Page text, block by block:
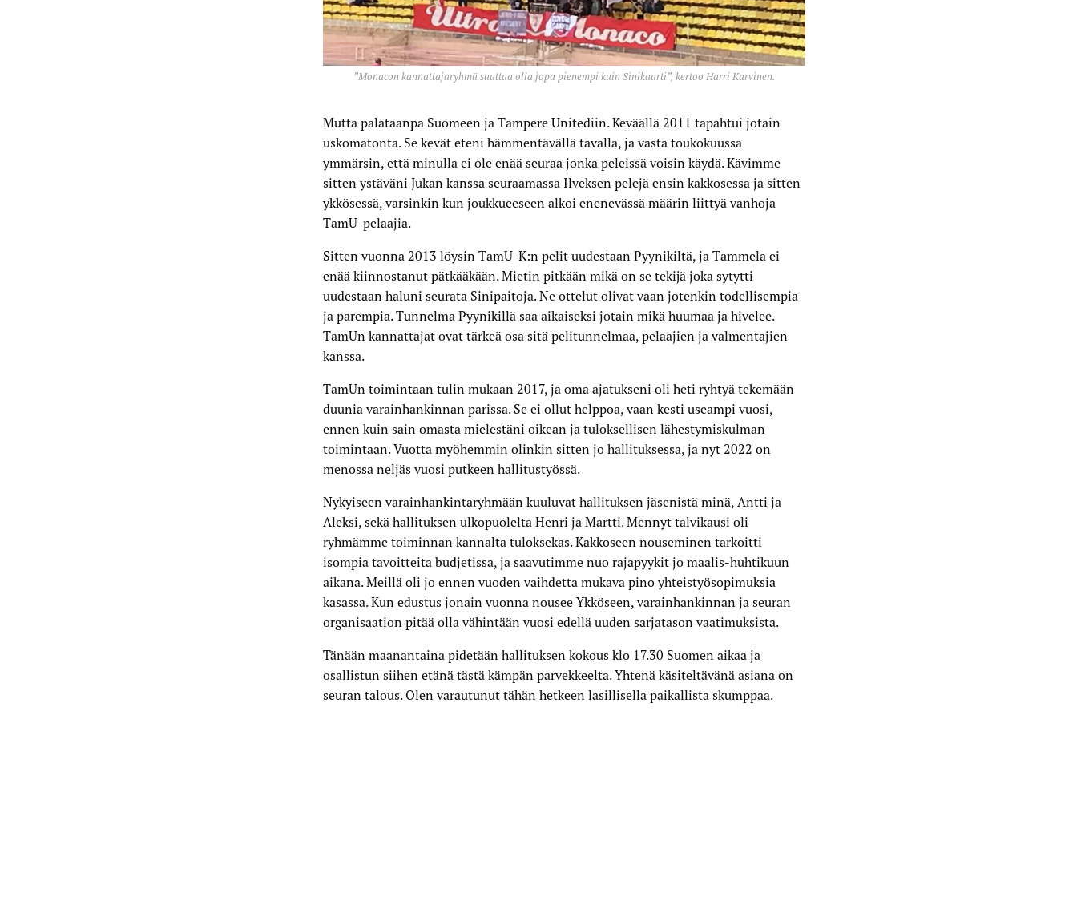
”Monacon kannattajaryhmä saattaa olla jopa pienempi kuin Sinikaarti”, kertoo Harri Karvinen.
Mutta palataanpa Suomeen ja Tampere Unitediin. Keväällä 2011 tapahtui jotain
uskomatonta. Se kevät eteni hämmentävällä tavalla, ja vasta toukokuussa
ymmärsin, että minulla ei ole enää seuraa jonka peleissä voisin käydä. Kävimme
sitten ystäväni Jukan kanssa seuraamassa Ilveksen pelejä ensin kakkosessa ja sitten
ykkösessä, varsinkin kun joukkueeseen alkoi enenevässä määrin liittyä vanhoja
TamU-pelaajia.
Sitten vuonna 2013 löysin TamU-K:n pelit uudestaan Pyynikiltä, ja Tammela ei
enää kiinnostanut pätkääkään. Mietin pitkään mikä on se tekijä joka sytytti
uudestaan haluni seurata Sinipaitoja. Ne ottelut olivat vaan jotenkin todellisempia
ja parempia. Tunnelma Pyynikillä saa aikaiseksi jotain mikä huumaa ja hivelee.
TamUn kannattajat ovat tärkeä osa sitä pelitunnelmaa, pelaajien ja valmentajien
kanssa.
TamUn toimintaan tulin mukaan 2017, ja oma ajatukseni oli heti ryhtyä tekemään
duunia varainhankinnan parissa. Se ei ollut helppoa, vaan kesti useampi vuosi,
ennen kuin sain omasta mielestäni oikean ja tuloksellisen lähestymiskulman
toimintaan. Vuotta myöhemmin olinkin sitten jo hallituksessa, ja nyt 2022 on
menossa neljäs vuosi putkeen hallitustyössä.
Nykyiseen varainhankintaryhmään kuuluvat hallituksen jäsenistä minä, Antti ja
Aleksi, sekä hallituksen ulkopuolelta Henri ja Martti. Mennyt talvikausi oli
ryhmämme toiminnan kannalta tuloksekas. Kakkoseen nouseminen tarkoitti
isompia tavoitteita budjetissa, ja saavutimme nuo rajapyykit jo maalis-huhtikuun
aikana. Meillä oli jo ennen vuoden vaihdetta mukava pino yhteistyösopimuksia
kasassa. Kun edustus jonain vuonna nousee Ykköseen, varainhankinnan ja seuran
organisaation pitää olla vähintään vuosi edellä uuden sarjatason vaatimuksista.
Tänään maanantaina pidetään hallituksen kokous klo 17.30 Suomen aikaa ja
osallistun siihen etänä tästä kämpän parvekkeelta. Yhtenä käsiteltävänä asiana on
seuran talous. Olen varautunut tähän hetkeen lasillisella paikallista skumppaa.